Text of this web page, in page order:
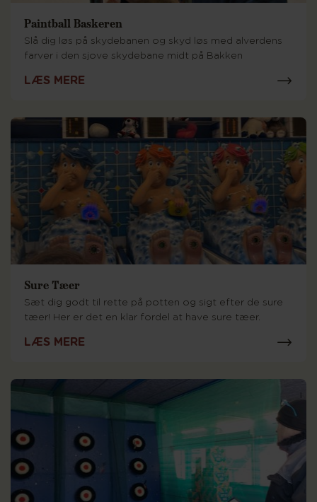
Paintball Baskeren
Slå dig løs på skydebanen og skyd løs med alverdens
farver i den sjove skydebane midt på Bakken
LÆS MERE
Sure Tæer
Sæt dig godt til rette på potten og sigt efter de sure
tæer! Her er det en klar fordel at have sure tæer.
LÆS MERE